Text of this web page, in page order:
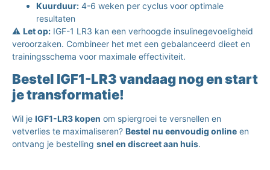
Kuurduur: 4-6 weken per cyclus voor optimale
resultaten
⚠️ Let op: IGF-1 LR3 kan een verhoogde insulinegevoeligheid
veroorzaken. Combineer het met een gebalanceerd dieet en
trainingsschema voor maximale effectiviteit.
Bestel IGF1-LR3 vandaag nog en start
je transformatie!
Wil je IGF1-LR3 kopen om spiergroei te versnellen en
vetverlies te maximaliseren? Bestel nu eenvoudig online en
ontvang je bestelling snel en discreet aan huis.